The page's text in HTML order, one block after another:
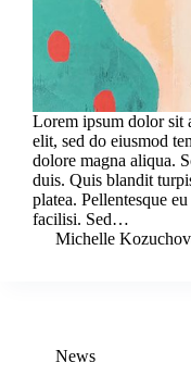
Lorem ipsum dolor sit
elit, sed do eiusmod
dolore magna aliqua.
duis. Quis blandit
platea. Pellentesque
facilisi. Sed…
Michelle
News